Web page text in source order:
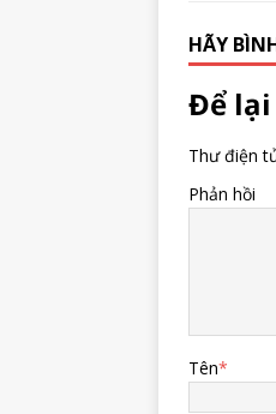
HÃY
Để
Thư điện
Phản hồi
Tên*